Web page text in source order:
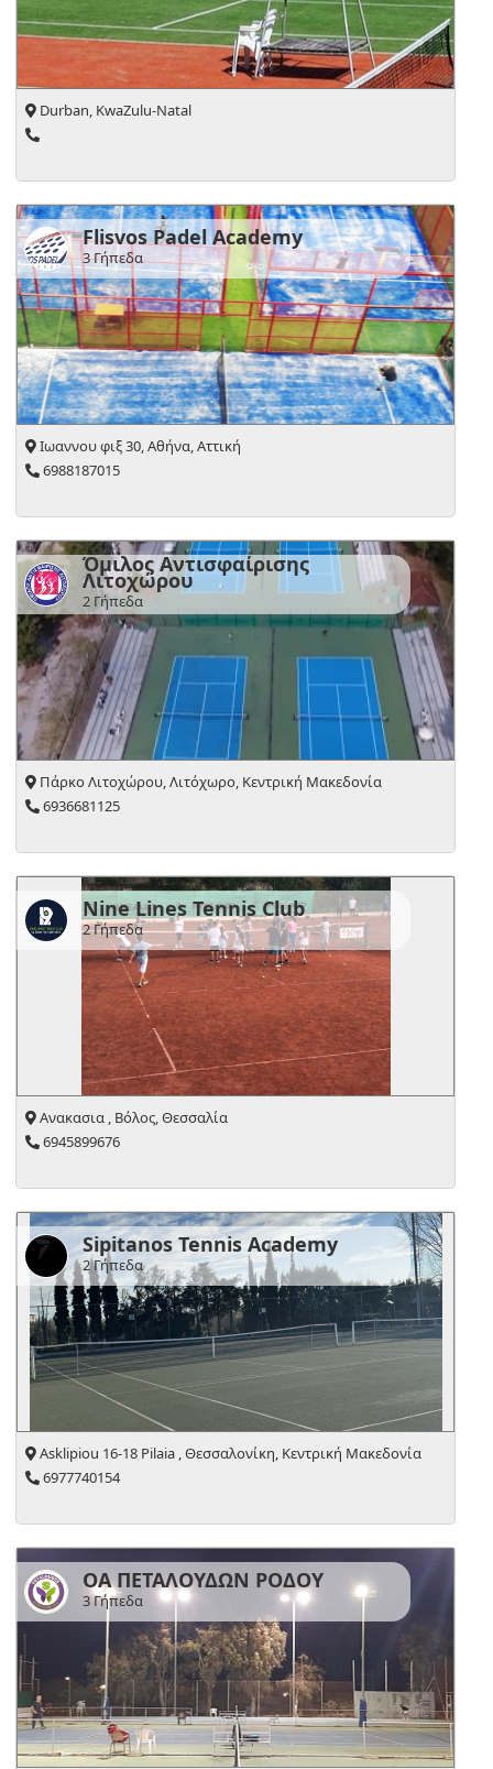
Durban, KwaZulu-Natal
Flisvos Padel Academy
3 Γήπεδα
Ιωαννου φιξ 30, Αθήνα, Αττική
6988187015
Όμιλος Αντισφαίρισης
Λιτοχώρου
2 Γήπεδα
Πάρκο Λιτοχώρου, Λιτόχωρο, Κεντρική Μακεδονία
6936681125
Nine Lines Tennis Club
2 Γήπεδα
Ανακασια , Βόλος, Θεσσαλία
6945899676
Sipitanos Tennis Academy
2 Γήπεδα
Asklipiou 16-18 Pilaia , Θεσσαλονίκη, Κεντρική Μακεδονία
6977740154
ΟΑ ΠΕΤΑΛΟΥΔΩΝ ΡΟΔΟΥ
3 Γήπεδα